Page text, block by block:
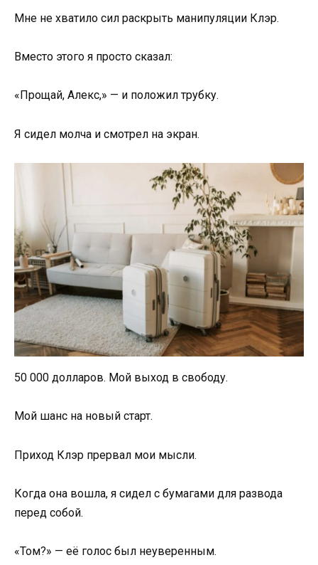
Мне не хватило сил раскрыть манипуляции Клэр.
Вместо этого я просто сказал:
«Прощай, Алекс,» — и положил трубку.
Я сидел молча и смотрел на экран.
50 000 долларов. Мой выход в свободу.
Мой шанс на новый старт.
Приход Клэр прервал мои мысли.
Когда она вошла, я сидел с бумагами для развода
перед собой.
«Том?» — её голос был неуверенным.